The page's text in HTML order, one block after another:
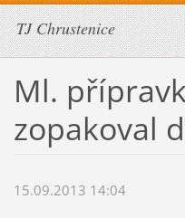
TJ Chrustenice
Ml.
zopakoval
15.09.2013 14:04